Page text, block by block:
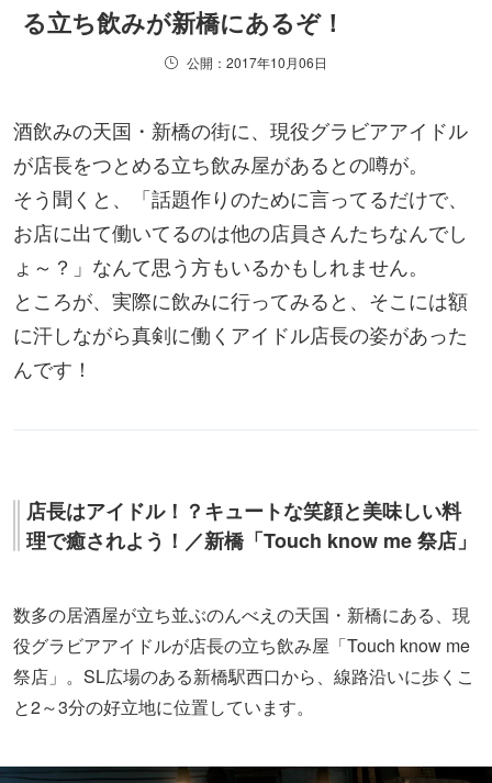
る立ち飲みが新橋にあるぞ！
公開：2017年10月06日
酒飲みの天国・新橋の街に、現役グラビアアイドル
が店長をつとめる立ち飲み屋があるとの噂が。
そう聞くと、「話題作りのために言ってるだけで、
お店に出て働いてるのは他の店員さんたちなんでし
ょ～？」なんて思う方もいるかもしれません。
ところが、実際に飲みに行ってみると、そこには額
に汗しながら真剣に働くアイドル店長の姿があった
んです！
店長はアイドル！？キュートな笑顔と美味しい料
理で癒されよう！／新橋「Touch know me 祭店」
数多の居酒屋が立ち並ぶのんべえの天国・新橋にある、現
役グラビアアイドルが店長の立ち飲み屋「Touch know me
祭店」。SL広場のある新橋駅西口から、線路沿いに歩くこ
と2～3分の好立地に位置しています。